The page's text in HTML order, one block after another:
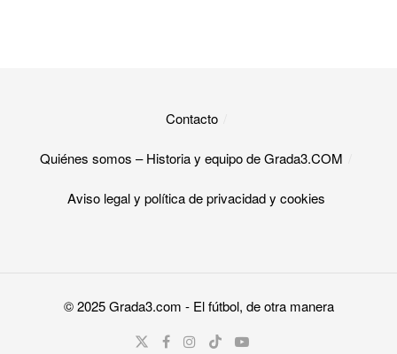
Contacto
Quiénes somos – Historia y equipo de Grada3.COM
Aviso legal y política de privacidad y cookies​
© 2025Grada3.com - El fútbol, de otra manera